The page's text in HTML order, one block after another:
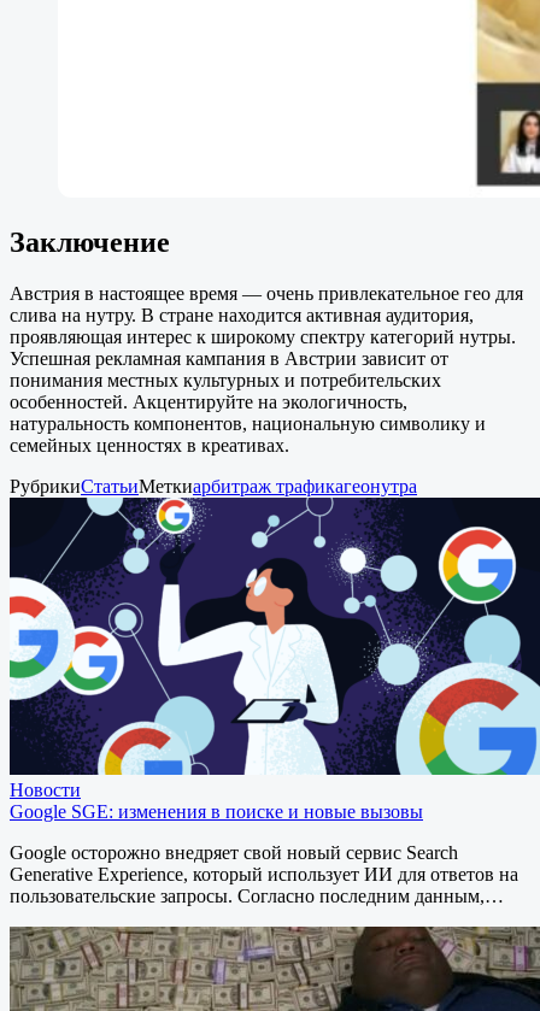
Заключение
Австрия в настоящее время — очень привлекательное гео для
слива на нутру. В стране находится активная аудитория,
проявляющая интерес к широкому спектру категорий нутры.
Успешная рекламная кампания в Австрии зависит от
понимания местных культурных и потребительских
особенностей. Акцентируйте на экологичность,
натуральность компонентов, национальную символику и
семейных ценностях в креативах.
РубрикиСтатьиМеткиарбитраж трафикагеонутра
Новости
Google SGE: изменения в поиске и новые вызовы
Google осторожно внедряет свой новый сервис Search
Generative Experience, который использует ИИ для ответов на
пользовательские запросы. Согласно последним данным,…